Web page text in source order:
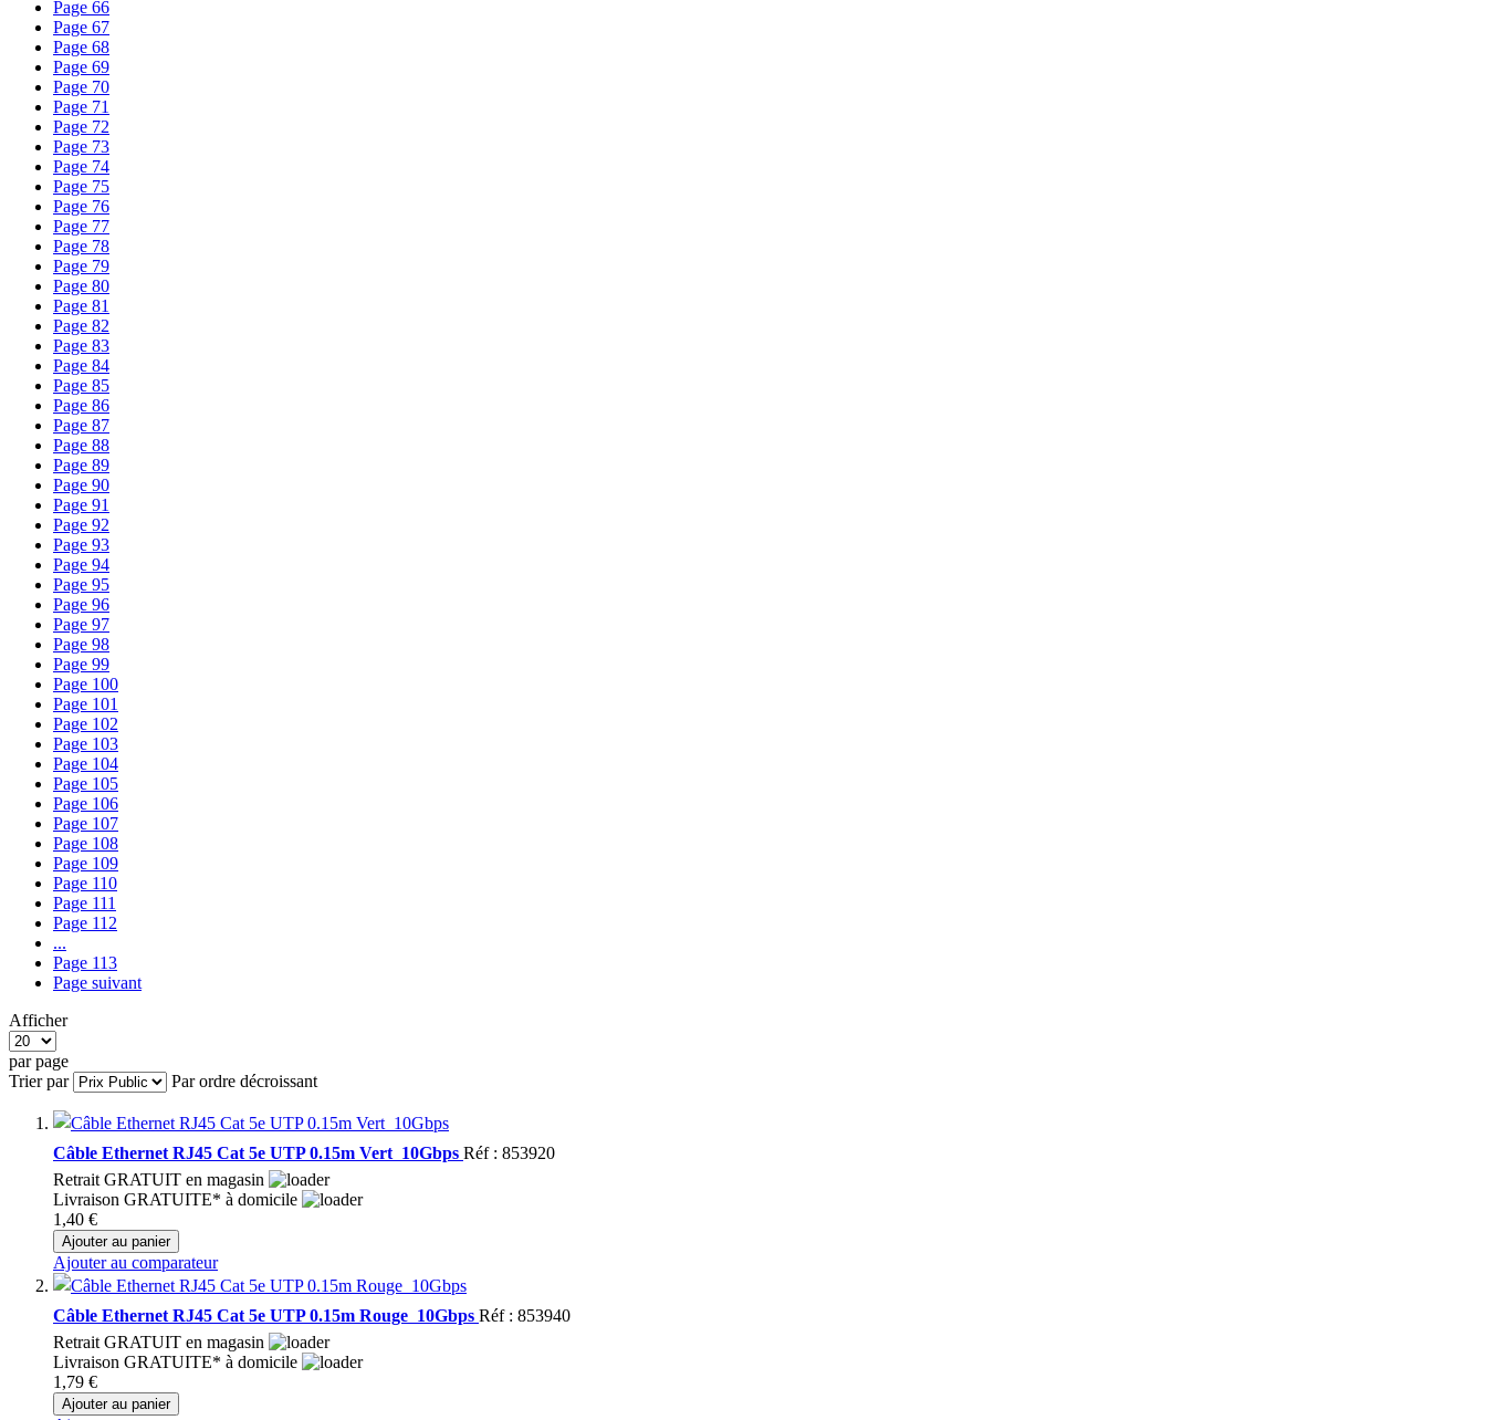
Page 66
Page 67
Page 68
Page 69
Page 70
Page 71
Page 72
Page 73
Page 74
Page 75
Page 76
Page 77
Page 78
Page 79
Page 80
Page 81
Page 82
Page 83
Page 84
Page 85
Page 86
Page 87
Page 88
Page 89
Page 90
Page 91
Page 92
Page 93
Page 94
Page 95
Page 96
Page 97
Page 98
Page 99
Page 100
Page 101
Page 102
Page 103
Page 104
Page 105
Page 106
Page 107
Page 108
Page 109
Page 110
Page 111
Page 112
...
Page 113
Page suivant
Afficher
par page
Trier par
Par ordre décroissant
Câble Ethernet RJ45 Cat 5e UTP 0.15m Vert  10Gbps Réf : 853920
Retrait GRATUIT en magasin
Livraison GRATUITE* à domicile
1,40 €
Ajouter au panier
Ajouter au comparateur
Câble Ethernet RJ45 Cat 5e UTP 0.15m Rouge  10Gbps Réf : 853940
Retrait GRATUIT en magasin
Livraison GRATUITE* à domicile
1,79 €
Ajouter au panier